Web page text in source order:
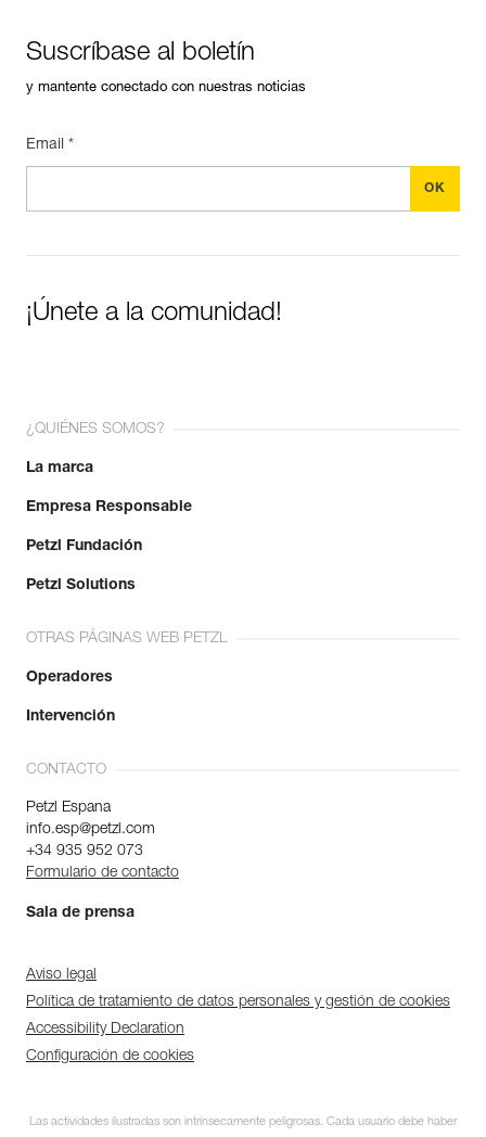
Suscríbase al boletín
y mantente conectado con nuestras noticias
Email *
¡Únete a la comunidad!
¿QUIÉNES SOMOS?
La marca
Empresa Responsable
Petzl Fundación
Petzl Solutions
OTRAS PÁGINAS WEB PETZL
Operadores
Intervención
CONTACTO
Petzl Espana
info.esp@petzl.com
+34 935 952 073
Formulario de contacto
Sala de prensa
Aviso legal
Política de tratamiento de datos personales y gestión de cookies
Accessibility Declaration
Configuración de cookies
Las actividades ilustradas son intrínsecamente peligrosas. Cada usuario debe haber